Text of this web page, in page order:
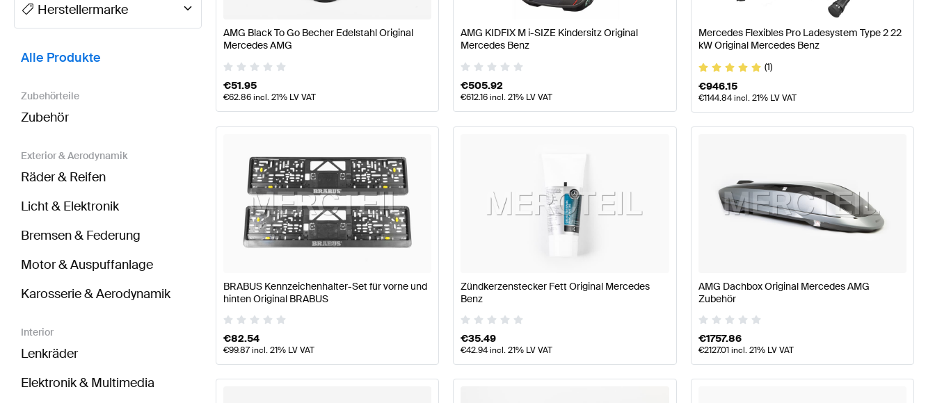
Herstellermarke
BRABUS G-Klasse W463 Tuning- und Performanceteile AMG G-Klasse W463 Tuning- und PerformanceteileMercedes-Benz G-Klasse W463 Tuning- und
Alle Produkte
Zubehörteile
Zubehör
Exterior & Aerodynamik
Räder & Reifen
Licht & Elektronik
Bremsen & Federung
Motor & Auspuffanlage
Karosserie & Aerodynamik
Interior
Lenkräder
Elektronik & Multimedia
AMG Black To Go Becher Edelstahl Original
Mercedes AMG
€51.95
€62.86incl. 21% LV VAT
AMG KIDFIX M i-SIZE Kindersitz Original
Mercedes Benz
€505.92
€612.16incl. 21% LV VAT
Mercedes Flexibles Pro Ladesystem Type 2 22
kW Original Mercedes Benz
(1)
€946.15
€1144.84incl. 21% LV VAT
BRABUS Kennzeichenhalter-Set für vorne und
hinten Original BRABUS
€82.54
€99.87incl. 21% LV VAT
Zündkerzenstecker Fett Original Mercedes
Benz
€35.49
€42.94incl. 21% LV VAT
AMG Dachbox Original Mercedes AMG
Zubehör
€1757.86
€2127.01incl. 21% LV VAT